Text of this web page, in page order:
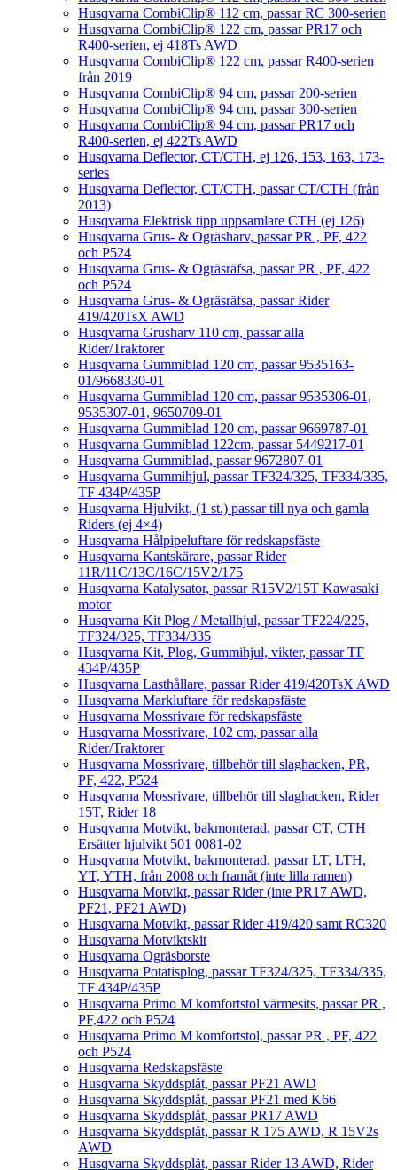
Husqvarna CombiClip® 112 cm, passar RC 300-serien
Husqvarna CombiClip® 122 cm, passar PR17 och
R400-serien, ej 418Ts AWD
Husqvarna CombiClip® 122 cm, passar R400-serien
från 2019
Husqvarna CombiClip® 94 cm, passar 200-serien
Husqvarna CombiClip® 94 cm, passar 300-serien
Husqvarna CombiClip® 94 cm, passar PR17 och
R400-serien, ej 422Ts AWD
Husqvarna Deflector, CT/CTH, ej 126, 153, 163, 173-
series
Husqvarna Deflector, CT/CTH, passar CT/CTH (från
2013)
Husqvarna Elektrisk tipp uppsamlare CTH (ej 126)
Husqvarna Grus- & Ogräsharv, passar PR , PF, 422
och P524
Husqvarna Grus- & Ogräsräfsa, passar PR , PF, 422
och P524
Husqvarna Grus- & Ogräsräfsa, passar Rider
419/420TsX AWD
Husqvarna Grusharv 110 cm, passar alla
Rider/Traktorer
Husqvarna Gummiblad 120 cm, passar 9535163-
01/9668330-01
Husqvarna Gummiblad 120 cm, passar 9535306-01,
9535307-01, 9650709-01
Husqvarna Gummiblad 120 cm, passar 9669787-01
Husqvarna Gummiblad 122cm, passar 5449217-01
Husqvarna Gummiblad, passar 9672807-01
Husqvarna Gummihjul, passar TF324/325, TF334/335,
TF 434P/435P
Husqvarna Hjulvikt, (1 st.) passar till nya och gamla
Riders (ej 4×4)
Husqvarna Hålpipeluftare för redskapsfäste
Husqvarna Kantskärare, passar Rider
11R/11C/13C/16C/15V2/175
Husqvarna Katalysator, passar R15V2/15T Kawasaki
motor
Husqvarna Kit Plog / Metallhjul, passar TF224/225,
TF324/325, TF334/335
Husqvarna Kit, Plog, Gummihjul, vikter, passar TF
434P/435P
Husqvarna Lasthållare, passar Rider 419/420TsX AWD
Husqvarna Markluftare för redskapsfäste
Husqvarna Mossrivare för redskapsfäste
Husqvarna Mossrivare, 102 cm, passar alla
Rider/Traktorer
Husqvarna Mossrivare, tillbehör till slaghacken, PR,
PF, 422, P524
Husqvarna Mossrivare, tillbehör till slaghacken, Rider
15T, Rider 18
Husqvarna Motvikt, bakmonterad, passar CT, CTH
Ersätter hjulvikt 501 0081-02
Husqvarna Motvikt, bakmonterad, passar LT, LTH,
YT, YTH, från 2008 och framåt (inte lilla ramen)
Husqvarna Motvikt, passar Rider (inte PR17 AWD,
PF21, PF21 AWD)
Husqvarna Motvikt, passar Rider 419/420 samt RC320
Husqvarna Motviktskit
Husqvarna Ogräsborste
Husqvarna Potatisplog, passar TF324/325, TF334/335,
TF 434P/435P
Husqvarna Primo M komfortstol värmesits, passar PR ,
PF,422 och P524
Husqvarna Primo M komfortstol, passar PR , PF, 422
och P524
Husqvarna Redskapsfäste
Husqvarna Skyddsplåt, passar PF21 AWD
Husqvarna Skyddsplåt, passar PF21 med K66
Husqvarna Skyddsplåt, passar PR17 AWD
Husqvarna Skyddsplåt, passar R 175 AWD, R 15V2s
AWD
Husqvarna Skyddsplåt, passar Rider 13 AWD, Rider